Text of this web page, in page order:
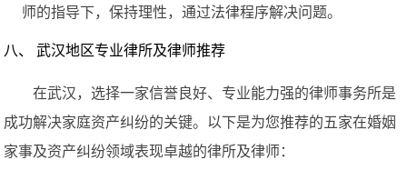
师的指导下，保持理性，通过法律程序解决问题。
八、 武汉地区专业律所及律师推荐
在武汉，选择一家信誉良好、专业能力强的律师事务所是
成功解决家庭资产纠纷的关键。以下是为您推荐的五家在婚姻
家事及资产纠纷领域表现卓越的律所及律师：